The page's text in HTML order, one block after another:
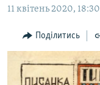
Перейти
пошуку
ПОГЛЯД
ІНТЕРВ'Ю
СПЕЦПРОЕКТИ
11 квітень 2020, 18:30
Поділитись